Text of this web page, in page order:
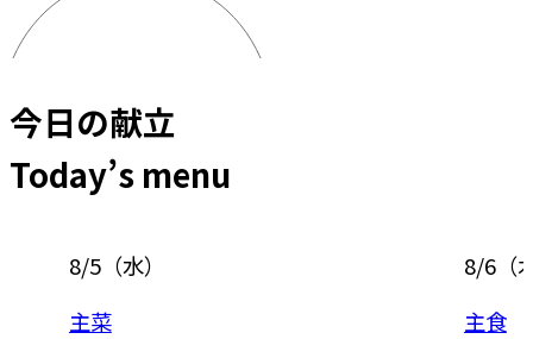
今日の献立
Today’s menu
8/5（水）
主菜
8/6 （
主食